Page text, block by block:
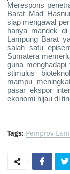
Merespons
Barat Mad
siap mengawal
hanya mandek
Lampung Barat
salah satu
Sumatera
guna menghadapi
stimulus
mampu
pasar ekspor
ekonomi hijau di
Tags: Pemprov